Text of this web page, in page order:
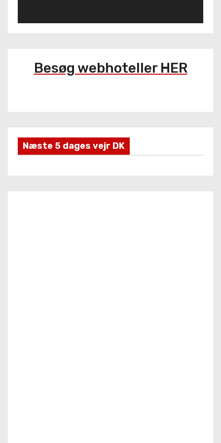
s
Besøg webhoteller HER
Næste 5 dages vejr DK